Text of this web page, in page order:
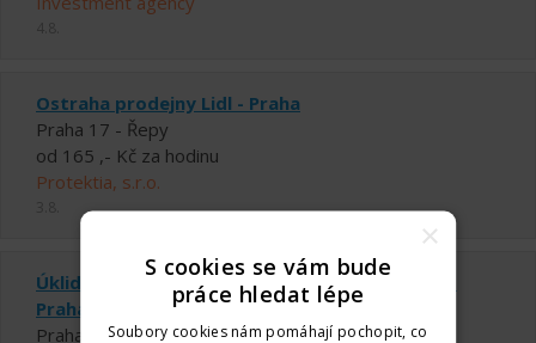
Ostraha prodejny Lidl - Praha
Praha 17 - Řepy
od 165 ,- Kč za hodinu
Protektia, s.r.o.
Úklidový pracovník (M/Ž) – mzda až 45 000 Kč -
Praha a okolí
Praha
×
S cookies se vám bude
práce hledat lépe
Soubory cookies nám pomáhají pochopit, co